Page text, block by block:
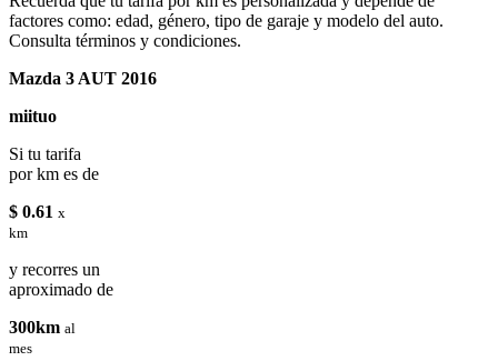
factores como: edad, género, tipo de garaje y modelo del auto.
Consulta términos y condiciones.
Mazda 3 AUT 2016
miituo
Si tu tarifa
por km es de
$ 0.61 x
km
y recorres un
aproximado de
300km al
mes